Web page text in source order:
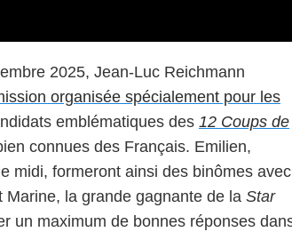
2025, Jean-Luc Reichmann
organisée spécialement pour les
emblématiques des 12 Coups de
connues des Français. Emilien,
midi, formeront ainsi des binômes avec
la grande gagnante de la Star
un maximum de bonnes réponses